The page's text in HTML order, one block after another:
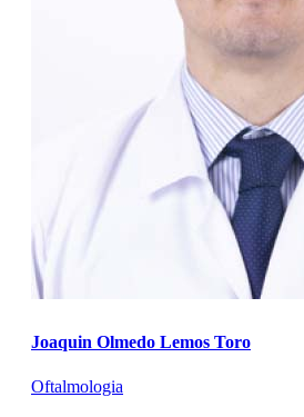
Joaquin Olmedo Lemos Toro
Oftalmologia